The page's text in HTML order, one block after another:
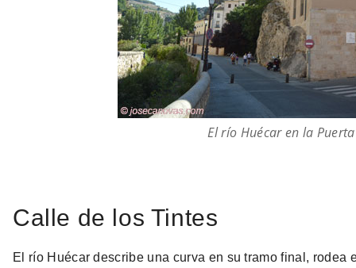
El río Huécar en la
Calle de los Tintes
El río Huécar describe una curva en su tramo final, rodea